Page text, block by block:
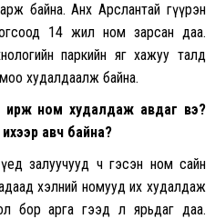
байна. Анх Арслантай гүүрэн
14 жил ном зарсан даа.
паркийн яг хажуу талд
худалдаалж байна.
ирж ном худалдаж авдаг вэ?
авч байна?
залуучууд ч гэсэн ном сайн
хэлний номууд их худалдаж
бор арга гээд л ярьдаг даа.